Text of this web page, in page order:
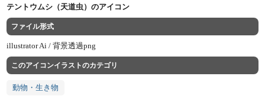
テントウムシ（天道虫）のアイコン
ファイル形式
illustrator Ai /背景透過png
このアイコンイラストのカテゴリ
動物・生き物